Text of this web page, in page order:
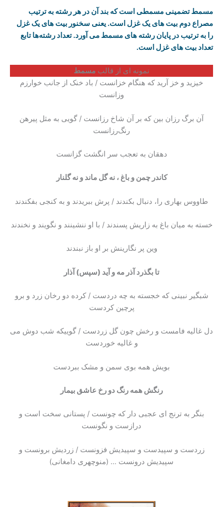
مسمط تضمینی مسمطی است که بند آن در هر رشته به ترتیب
مصراع دوم بیت های یک غزل است. یعنی سخنور بیت های یک غزل
را به ترتیب در پایان رشته های مسمط می آورد. تعداد رشته‌ها تابع
تعداد بیت های غزل است.
نمونه ای از قالب مسمط
خیزید و خز آرید که هنگام خزانست / باد خنک از جانب خوارزم
وزانست
آن برگ رزان بین که بر آن شاخ رزانست / گویی به مثل پیرهن
رنگ‌رزانست
دهقان به تعجب سر انگشت گزانست
کاندر چمن و باغ ، نه گل ماند و نه گلنار
طاووس بهاری را، دنبال بکندند / پرش ببریدند و به کنجی بفکندند
خسته به میان باغ به زاریش پسندند / با او ننشینند و نگویند و نخندند
وین پر نگارینش بر او باز نبندند
تا بگذرد آذر مه و آید (سپس) آذار
شبگیر نبینی که خجسته به چه دردست / کرده دو رخان زرد و برو
پرچین کردست
دل غالیه فامست و رخش چون گل زردست / گوییکه شب دوش می
و غالیه خوردست
بویش همه بوی سمن و مشک ببردست
رنگش همه رنگ دو رخ عاشق بیمار
بنگر به ترنج ای عجبی ‌دار که چونست / پستانی سخت است و
درازست و نگونست
زردست و سپیدست و سپیدیش فزونست / زردیش برونست و
سپیدیش درونست … (منوچهری دامغانی)